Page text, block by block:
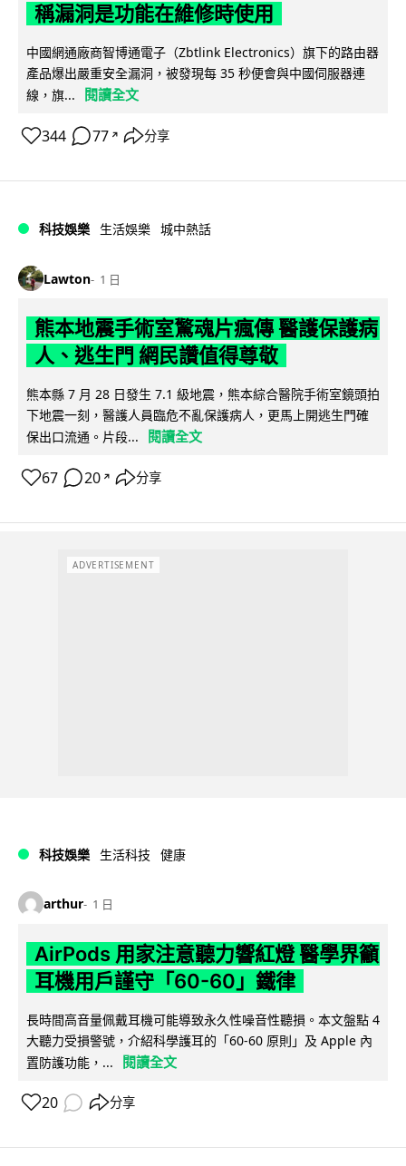
稱漏洞是功能在維修時使用
中國網通廠商智博通電子（Zbtlink Electronics）旗下的路由器
產品爆出嚴重安全漏洞，被發現每 35 秒便會與中國伺服器連
線，旗...
閱讀全文
344 77 ↗ 分享
科技娛樂 生活娛樂 城中熱話
Lawton 1 日
熊本地震手術室驚魂片瘋傳 醫護保護病
人、逃生門 網民讚值得尊敬
熊本縣 7 月 28 日發生 7.1 級地震，熊本綜合醫院手術室鏡頭拍
下地震一刻，醫護人員臨危不亂保護病人，更馬上開逃生門確
保出口流通。片段...
閱讀全文
67 20 ↗ 分享
ADVERTISEMENT
科技娛樂 生活科技 健康
arthur 1 日
AirPods 用家注意聽力響紅燈 醫學界籲
耳機用戶謹守「60-60」鐵律
長時間高音量佩戴耳機可能導致永久性噪音性聽損。本文盤點 4
大聽力受損警號，介紹科學護耳的「60-60 原則」及 Apple 內
置防護功能，...
閱讀全文
20 分享